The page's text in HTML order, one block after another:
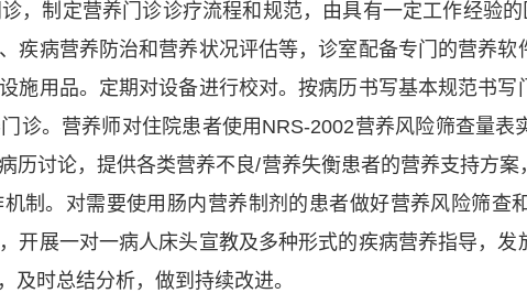
，制定营养门诊诊疗流程和规范，由具有一定工作经验
疾病营养防治和营养状况评估等，诊室配备专门的营养
施用品。定期对设备进行校对。按病历书写基本规范书
诊。营养师对住院患者使用NRS-2002营养风险筛查量表
历讨论，提供各类营养不良/营养失衡患者的营养支持方
制。对需要使用肠内营养制剂的患者做好营养风险筛查
开展一对一病人床头宣教及多种形式的疾病营养指导，
及时总结分析，做到持续改进。